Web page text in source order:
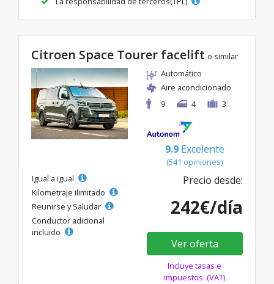
Citroen Space Tourer facelift o similar
Automático
Aire acondicionado
9
4 3
9.9 Excelente
(541 opiniones)
Igual a igual
Kilometraje ilimitado
Reunirse y Saludar
Conductor adicional
incluido
Precio desde:
242€/día
Ver oferta
Incluye tasas e
impuestos. (VAT)